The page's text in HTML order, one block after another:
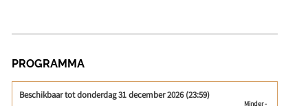
PROGRAMMA
Beschikbaar tot donderdag 31 december 2026 (23:59)